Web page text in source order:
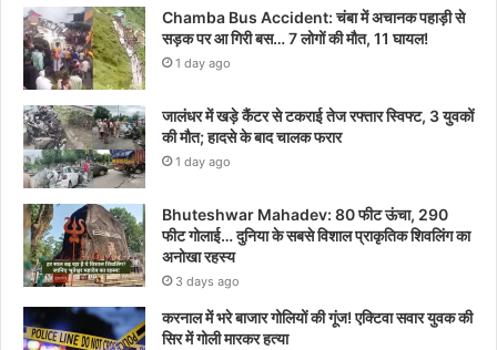
Chamba Bus Accident: चंबा में अचानक पहाड़ी से
सड़क पर आ गिरी बस… 7 लोगों की मौत, 11 घायल!
1 day ago
जालंधर में खड़े कैंटर से टकराई तेज रफ्तार स्विफ्ट, 3 युवकों
की मौत; हादसे के बाद चालक फरार
1 day ago
Bhuteshwar Mahadev: 80 फीट ऊंचा, 290
फीट गोलाई… दुनिया के सबसे विशाल प्राकृतिक शिवलिंग का
अनोखा रहस्य
3 days ago
करनाल में भरे बाजार गोलियों की गूंज! एक्टिवा सवार युवक की
सिर में गोली मारकर हत्या